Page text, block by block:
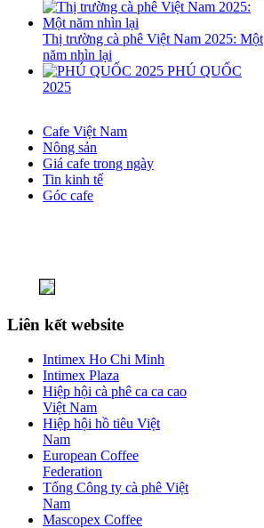
Thị trường cà phê Việt Nam 2025: Một
năm nhìn lại
PHÚ QUỐC
2025
Cafe Việt Nam
Nông sản
Giá cafe trong ngày
Tin kinh tế
Góc cafe
Liên kết website
Intimex Ho Chi Minh
Intimex Plaza
Hiệp hội cà phê ca ca cao
Việt Nam
Hiệp hội hồ tiêu Việt
Nam
European Coffee
Federation
Tổng Công ty cà phê Việt
Nam
Mascopex Coffee